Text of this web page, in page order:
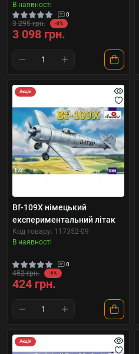
В наявності
0
3 295 грн. -6%
3 098 грн.
Акція
Bf-109X німецький
експериментальний літак
Код товару: 117352-09
В наявності
0
452 грн. -6%
424 грн.
Акція